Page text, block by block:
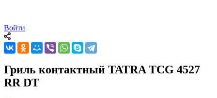
Войти
Гриль контактный TATRA TCG 4527
RR DT